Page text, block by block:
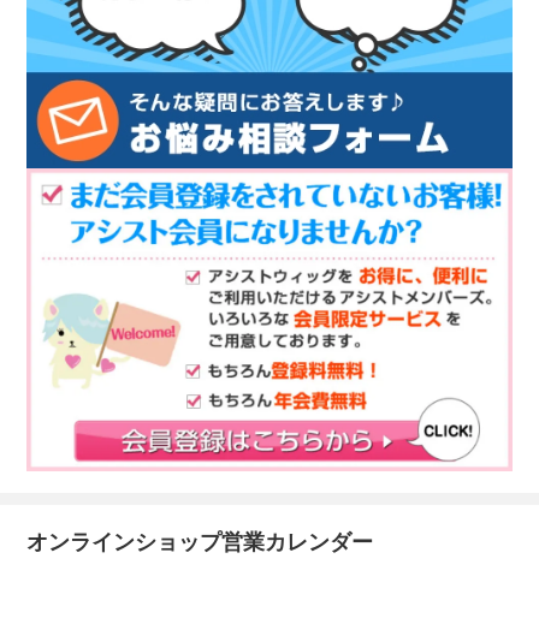
オンラインショップ営業カレンダー